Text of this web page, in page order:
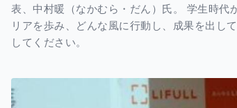
表、中村暖（なかむら・だん）氏。 学生時
リアを歩み、どんな風に行動し、成果を出し
してください。